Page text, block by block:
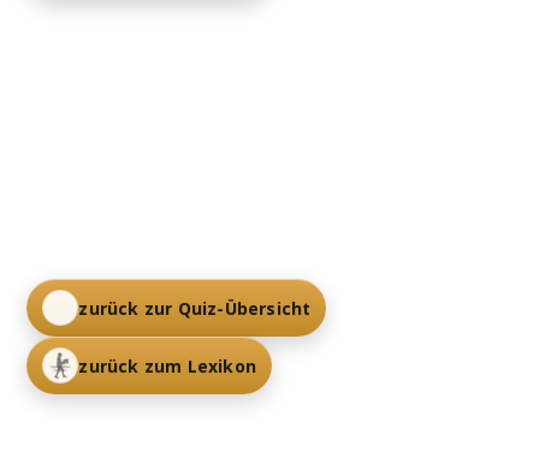
zurück zur Quiz-Übersicht
zurück zum Lexikon